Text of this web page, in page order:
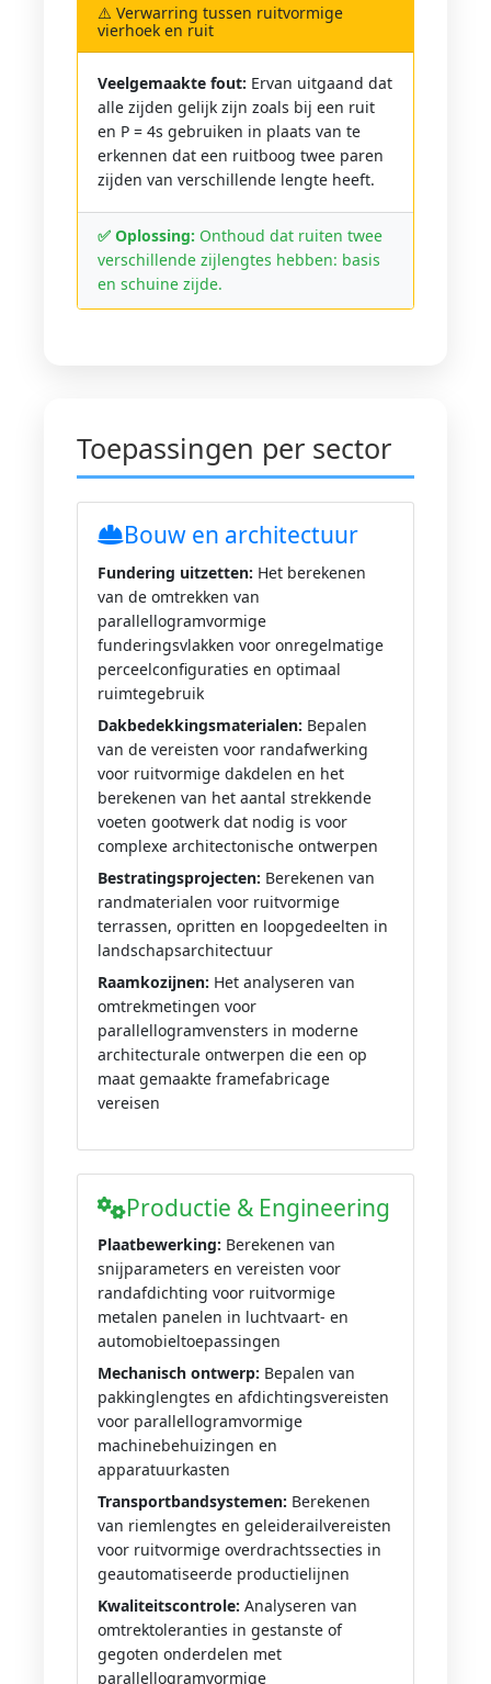
⚠️ Verwarring tussen ruitvormige
vierhoek en ruit
Veelgemaakte fout: Ervan uitgaand dat
alle zijden gelijk zijn zoals bij een ruit
en P = 4s gebruiken in plaats van te
erkennen dat een ruitboog twee paren
zijden van verschillende lengte heeft.
✅ Oplossing: Onthoud dat ruiten twee
verschillende zijlengtes hebben: basis
en schuine zijde.
Toepassingen per sector
Bouw en architectuur
Fundering uitzetten: Het berekenen
van de omtrekken van
parallellogramvormige
funderingsvlakken voor onregelmatige
perceelconfiguraties en optimaal
ruimtegebruik
Dakbedekkingsmaterialen: Bepalen
van de vereisten voor randafwerking
voor ruitvormige dakdelen en het
berekenen van het aantal strekkende
voeten gootwerk dat nodig is voor
complexe architectonische ontwerpen
Bestratingsprojecten: Berekenen van
randmaterialen voor ruitvormige
terrassen, opritten en loopgedeelten in
landschapsarchitectuur
Raamkozijnen: Het analyseren van
omtrekmetingen voor
parallellogramvensters in moderne
architecturale ontwerpen die een op
maat gemaakte framefabricage
vereisen
Productie & Engineering
Plaatbewerking: Berekenen van
snijparameters en vereisten voor
randafdichting voor ruitvormige
metalen panelen in luchtvaart- en
automobieltoepassingen
Mechanisch ontwerp: Bepalen van
pakkinglengtes en afdichtingsvereisten
voor parallellogramvormige
machinebehuizingen en
apparatuurkasten
Transportbandsystemen: Berekenen
van riemlengtes en geleiderailvereisten
voor ruitvormige overdrachtssecties in
geautomatiseerde productielijnen
Kwaliteitscontrole: Analyseren van
omtrektoleranties in gestanste of
gegoten onderdelen met
parallellogramvormige